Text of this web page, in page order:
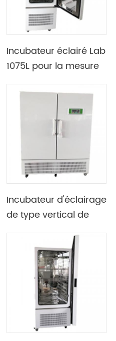
Incubateur éclairé Lab
1075L pour la mesure
surveillance de la
qualité de l'eau
Incubateur d'éclairage
de type vertical de
conception d'arc
incurvé 1075L